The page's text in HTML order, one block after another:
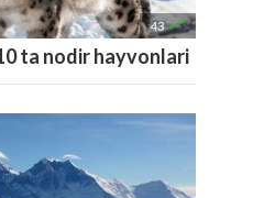
43 
ta nodir hayvonlari